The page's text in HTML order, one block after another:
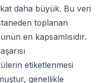
kat daha büyük. Bu veri
toplanan
en kapsamlısıdır.
etiketlenmesi
genellikle